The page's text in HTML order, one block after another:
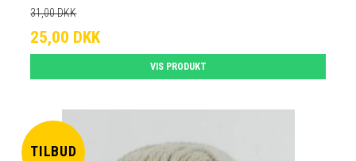
31,00 DKK
25,00 DKK
VIS PRODUKT
TILBUD